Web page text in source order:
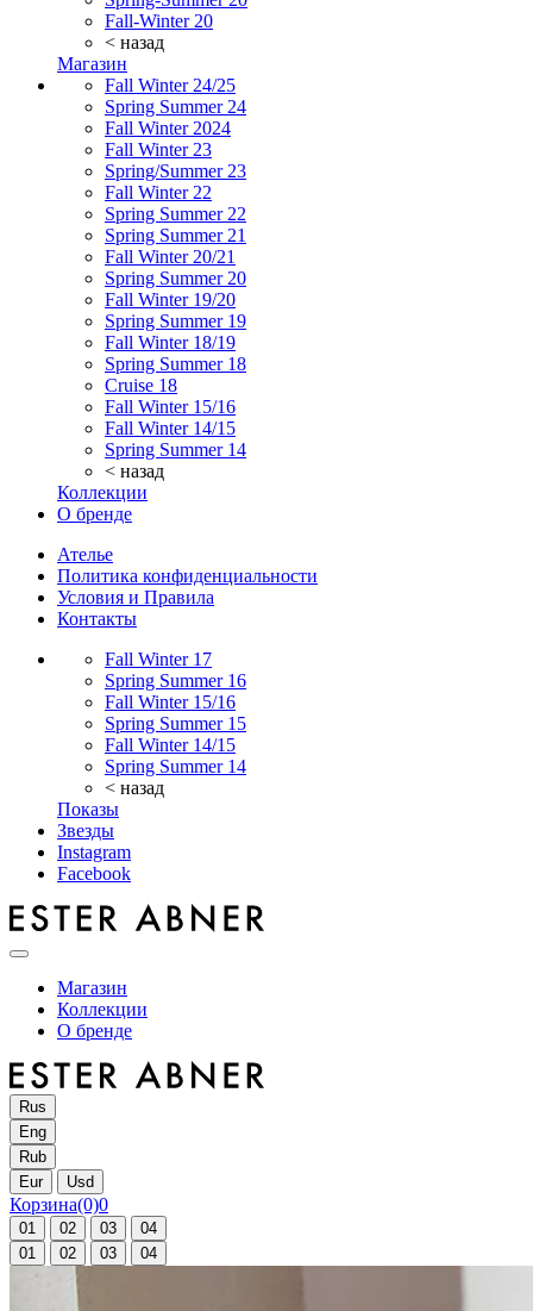
Fall-Winter 20
< назад
Магазин
Fall Winter 24/25
Spring Summer 24
Fall Winter 2024
Fall Winter 23
Spring/Summer 23
Fall Winter 22
Spring Summer 22
Spring Summer 21
Fall Winter 20/21
Spring Summer 20
Fall Winter 19/20
Spring Summer 19
Fall Winter 18/19
Spring Summer 18
Cruise 18
Fall Winter 15/16
Fall Winter 14/15
Spring Summer 14
< назад
Коллекции
О бренде
Ателье
Политика конфиденциальности
Условия и Правила
Контакты
Fall Winter 17
Spring Summer 16
Fall Winter 15/16
Spring Summer 15
Fall Winter 14/15
Spring Summer 14
< назад
Показы
Звезды
Instagram
Facebook
Магазин
Коллекции
О бренде
Rus
Eng
Rub
Eur
Usd
Корзина(0)0
01 02 03
04
01
02 03 04